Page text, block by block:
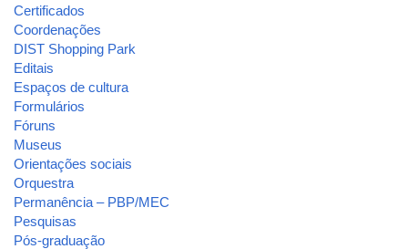
Certificados
Coordenações
DIST Shopping Park
Editais
Espaços de cultura
Formulários
Fóruns
Museus
Orientações sociais
Orquestra
Permanência – PBP/MEC
Pesquisas
Pós-graduação